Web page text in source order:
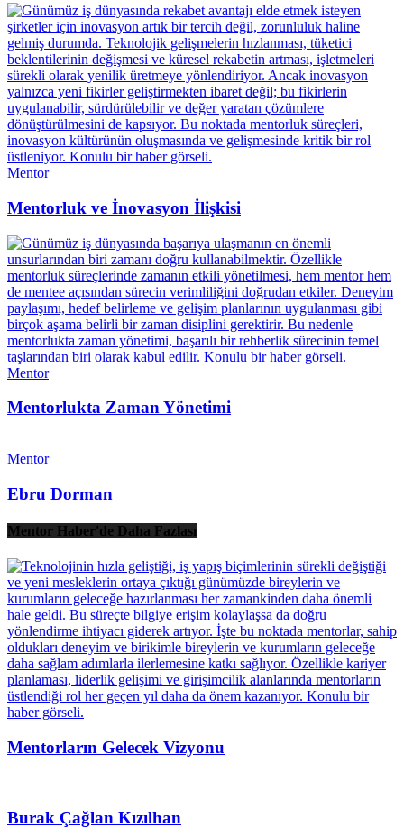
Mentor
Mentorluk ve İnovasyon İlişkisi
Mentor
Mentorlukta Zaman Yönetimi
Mentor
Ebru Dorman
Mentor Haber'de Daha Fazlası
Mentorların Gelecek Vizyonu
Burak Çağlan Kızılhan